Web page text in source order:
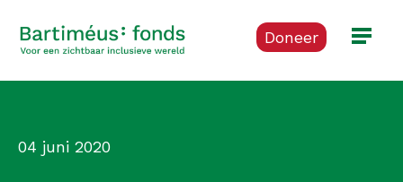
Doneer
04 juni 2020